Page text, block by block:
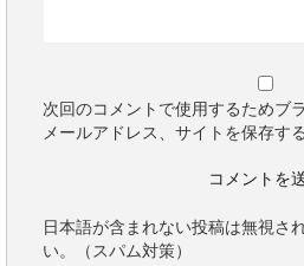
次回のコメントで使用するためブ
メールアドレス、サイトを保存する
日本語が含まれない投稿は無視さ
い。（スパム対策）